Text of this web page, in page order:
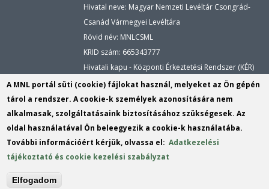
Hivatal neve: Magyar Nemzeti Levéltár Csongrád-
Csanád Vármegyei Levéltára
Rövid név: MNLCSML
KRID szám: 665343777
Hivatali kapu - Központi Érkeztetési Rendszer (KÉR)
Hivatal neve: Magyar Nemzeti Levéltár
Rövid név: MNLCSML
KRID szám: 113809158
E-mail:cscsvl@mnl.gov.hu(link
sends
instagram
A MNL portál süti (cookie) fájlokat használ, melyeket az Ön gépén
tárol a rendszer. A cookie-k személyek azonosítására nem
alkalmasak, szolgáltatásaink biztosításához szükségesek. Az
oldal használatával Ön beleegyezik a cookie-k használatába.
További információért kérjük, olvassa el:Adatkezelési
tájékoztató és cookie kezelési szabályzat
Elfogadom